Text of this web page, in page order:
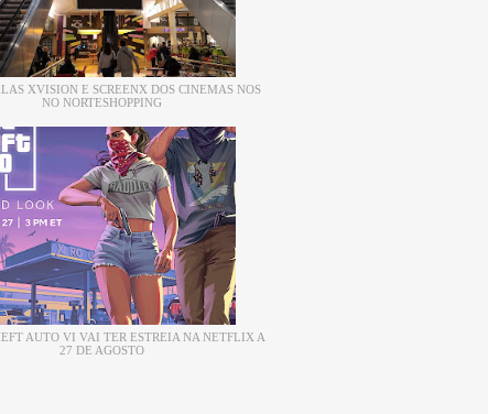
XVISION E SCREENX DOS CINEMAS NOS
NO NORTESHOPPING
AUTO VI VAI TER ESTREIA NA NETFLIX A
27 DE AGOSTO